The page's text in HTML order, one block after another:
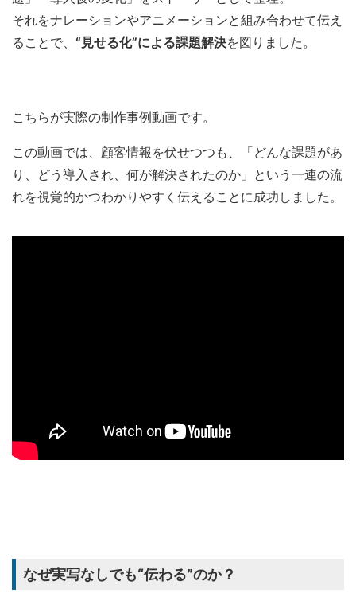
それをナレーションやアニメーションと組み合わせて伝え
ることで、 “見せる化”による課題解決を図りました。
こちらが実際の制作事例動画です。
この動画では、顧客情報を伏せつつも、「どんな課題があ
り、どう導入され、何が解決されたのか」という一連の流
れを視覚的かつわかりやすく伝えることに成功しました。
なぜ実写なしでも“伝わる”のか？